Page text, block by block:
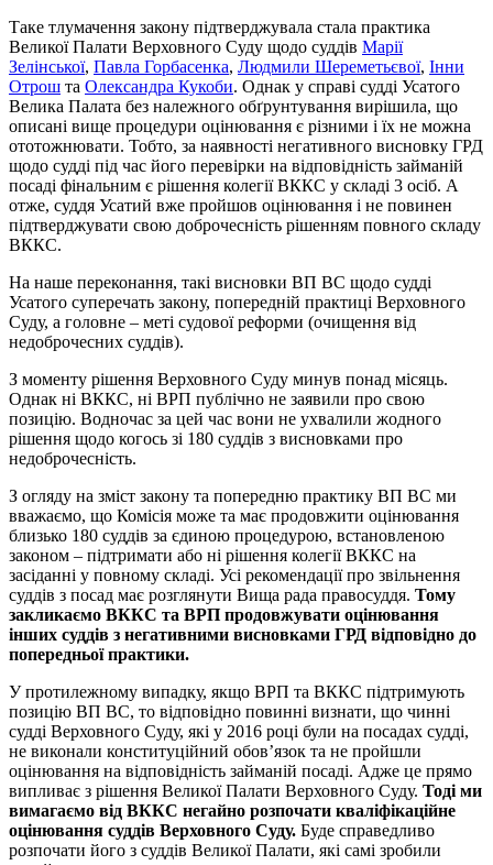
Таке тлумачення закону підтверджувала стала практика
Великої Палати Верховного Суду щодо суддів Марії
Зелінської, Павла Горбасенка, Людмили Шереметьєвої, Інни
Отрош та Олександра Кукоби. Однак у справі судді Усатого
Велика Палата без належного обґрунтування вирішила, що
описані вище процедури оцінювання є різними і їх не можна
ототожнювати. Тобто, за наявності негативного висновку ГРД
щодо судді під час його перевірки на відповідність займаній
посаді фінальним є рішення колегії ВККС у складі 3 осіб. А
отже, суддя Усатий вже пройшов оцінювання і не повинен
підтверджувати свою доброчесність рішенням повного складу
ВККС.
На наше переконання, такі висновки ВП ВС щодо судді
Усатого суперечать закону, попередній практиці Верховного
Суду, а головне – меті судової реформи (очищення від
недоброчесних суддів).
З моменту рішення Верховного Суду минув понад місяць.
Однак ні ВККС, ні ВРП публічно не заявили про свою
позицію. Водночас за цей час вони не ухвалили жодного
рішення щодо когось зі 180 суддів з висновками про
недоброчесність.
З огляду на зміст закону та попередню практику ВП ВС ми
вважаємо, що Комісія може та має продовжити оцінювання
близько 180 суддів за єдиною процедурою, встановленою
законом – підтримати або ні рішення колегії ВККС на
засіданні у повному складі. Усі рекомендації про звільнення
суддів з посад має розглянути Вища рада правосуддя. Тому
закликаємо ВККС та ВРП продовжувати оцінювання
інших суддів з негативними висновками ГРД відповідно до
попередньої практики.
У протилежному випадку, якщо ВРП та ВККС підтримують
позицію ВП ВС, то відповідно повинні визнати, що чинні
судді Верховного Суду, які у 2016 році були на посадах судді,
не виконали конституційний обов’язок та не пройшли
оцінювання на відповідність займаній посаді. Адже це прямо
випливає з рішення Великої Палати Верховного Суду. Тоді ми
вимагаємо від ВККС негайно розпочати кваліфікаційне
оцінювання суддів Верховного Суду. Буде справедливо
розпочати його з суддів Великої Палати, які самі зробили